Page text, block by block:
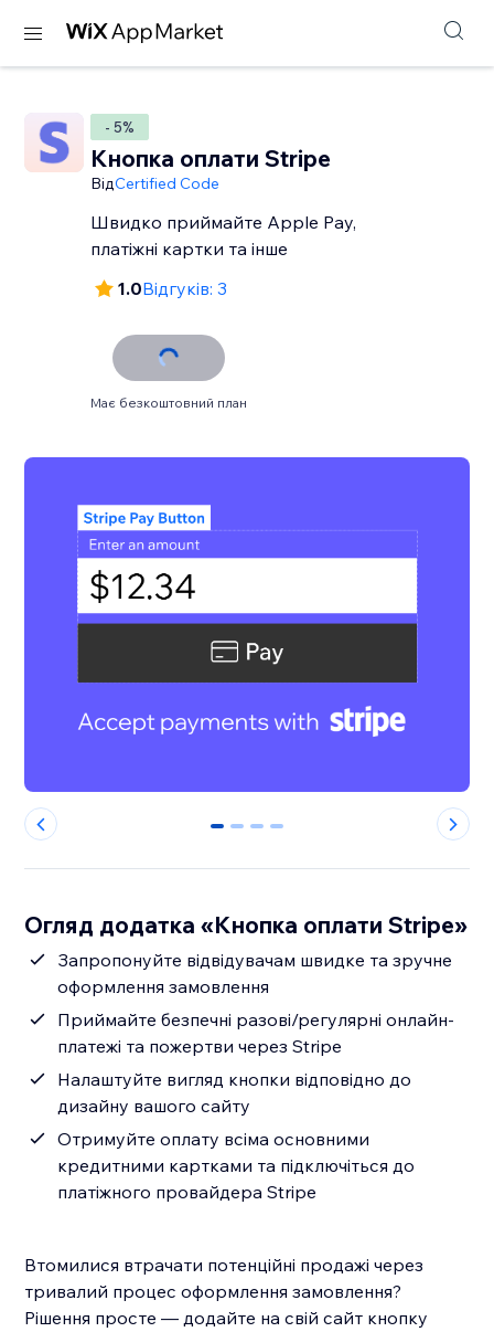
- 5%
Кнопка оплати Stripe
ВідCertified Code
Швидко приймайте Apple Pay,
платіжні картки та інше
1.0Відгуків: 3
Має безкоштовний план
0 1 2 3
Огляд додатка «Кнопка оплати Stripe»
Запропонуйте відвідувачам швидке та зручне
оформлення замовлення
Приймайте безпечні разові/регулярні онлайн-
платежі та пожертви через Stripe
Налаштуйте вигляд кнопки відповідно до
дизайну вашого сайту
Отримуйте оплату всіма основними
кредитними картками та підключіться до
платіжного провайдера Stripe
Втомилися втрачати потенційні продажі через
тривалий процес оформлення замовлення?
Рішення просте — додайте на свій сайт кнопку